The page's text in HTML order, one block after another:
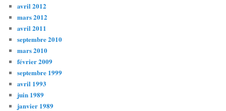
avril 2012
mars 2012
avril 2011
septembre 2010
mars 2010
février 2009
septembre 1999
avril 1993
juin 1989
janvier 1989